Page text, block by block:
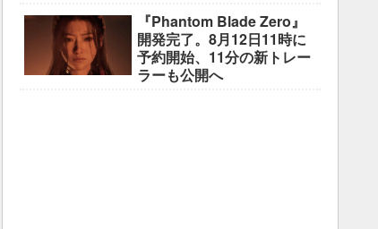
『Phantom Blade Zero』
開発完了。8月12日11時に
予約開始、11分の新トレー
ラーも公開へ